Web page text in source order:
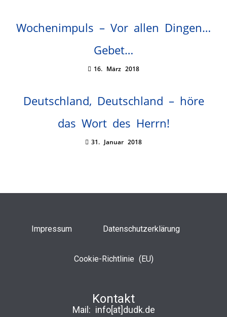
Wochenimpuls – Vor allen Dingen…
Gebet…
16. März 2018
Deutschland, Deutschland – höre
das Wort des Herrn!
31. Januar 2018
Impressum Datenschutzerklärung
Cookie-Richtlinie (EU)
Kontakt
Mail: info[at]dudk.de